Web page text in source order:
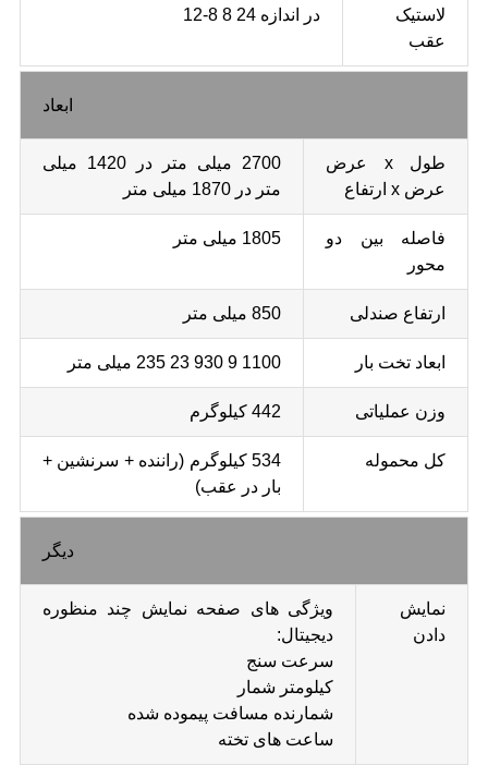
لاستیک
عقب
در اندازه 24 8 8-12
ابعاد
طول x عرض
عرض x ارتفاع
2700 میلی متر در 1420 میلی
متر در 1870 میلی متر
فاصله بین دو
محور
1805 میلی متر
ارتفاع صندلی 850 میلی متر
ابعاد تخت بار 1100 9 930 23 235 میلی متر
وزن عملیاتی 442 کیلوگرم
کل محموله
534 کیلوگرم (راننده + سرنشین +
بار در عقب)
دیگر
نمایش
دادن
ویژگی های صفحه نمایش چند منظوره
دیجیتال:
سرعت سنج
کیلومتر شمار
شمارنده مسافت پیموده شده
ساعت های تخته